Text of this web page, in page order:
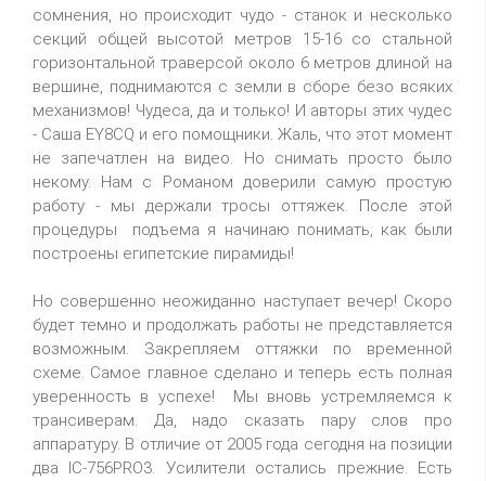
сомнения, но происходит чудо - станок и несколько
секций общей высотой метров 15-16 со стальной
горизонтальной траверсой около 6 метров длиной на
вершине, поднимаются с земли в сборе безо всяких
механизмов! Чудеса, да и только! И авторы этих чудес
- Саша EY8CQ и его помощники. Жаль, что этот момент
не запечатлен на видео. Но снимать просто было
некому. Нам с Романом доверили самую простую
работу - мы держали тросы оттяжек. После этой
процедуры подъема я начинаю понимать, как были
построены египетские пирамиды!
Но совершенно неожиданно наступает вечер! Скоро
будет темно и продолжать работы не представляется
возможным. Закрепляем оттяжки по временной
схеме. Самое главное сделано и теперь есть полная
уверенность в успехе! Мы вновь устремляемся к
трансиверам. Да, надо сказать пару слов про
аппаратуру. В отличие от 2005 года сегодня на позиции
два IC-756PRO3. Усилители остались прежние. Есть